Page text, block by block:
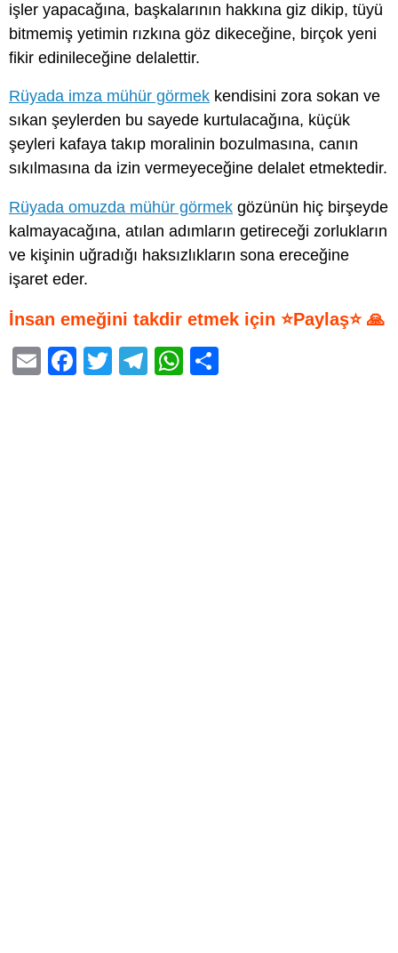
işler yapacağına, başkalarının hakkına giz dikip, tüyü
bitmemiş yetimin rızkına göz dikeceğine, birçok yeni
fikir edinileceğine delalettir.
Rüyada imza mühür görmek kendisini zora sokan ve
sıkan şeylerden bu sayede kurtulacağına, küçük
şeyleri kafaya takıp moralinin bozulmasına, canın
sıkılmasına da izin vermeyeceğine delalet etmektedir.
Rüyada omuzda mühür görmek gözünün hiç birşeyde
kalmayacağına, atılan adımların getireceği zorlukların
ve kişinin uğradığı haksızlıkların sona ereceğine
işaret eder.
İnsan emeğini takdir etmek için ⭐Paylaş⭐ 🙏
E
F
T
T
W